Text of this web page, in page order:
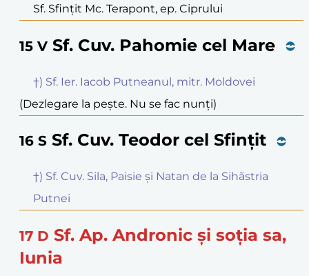
Sf. Sfințit Mc. Terapont, ep. Ciprului
15 V Sf. Cuv. Pahomie cel Mare
†) Sf. Ier. Iacob Putneanul, mitr. Moldovei
(Dezlegare la pește. Nu se fac nunți)
16 S Sf. Cuv. Teodor cel Sfințit
†) Sf. Cuv. Sila, Paisie și Natan de la Sihăstria
Putnei
17 D Sf. Ap. Andronic și soția sa,
Iunia